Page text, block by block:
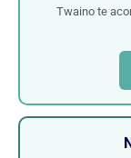
Twaino te